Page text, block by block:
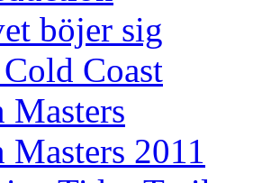
böjer sig
Coast
Masters
2011